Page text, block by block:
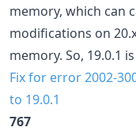
memory, which can
modifications on
memory. So, 19.0.1
Fix for error 2002-
to 19.0.1
767